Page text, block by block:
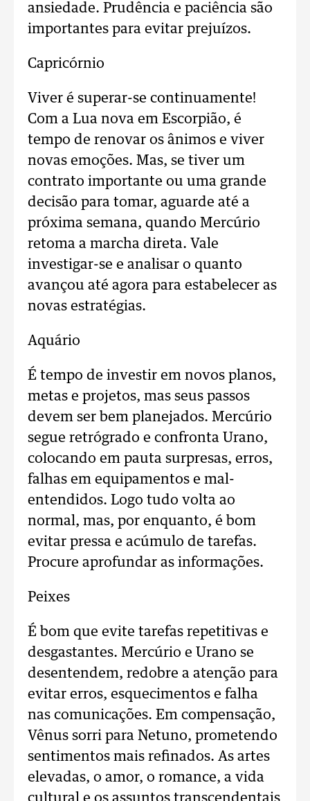
ansiedade. Prudência e paciência são
importantes para evitar prejuízos.
Capricórnio
Viver é superar-se continuamente!
Com a Lua nova em Escorpião, é
tempo de renovar os ânimos e viver
novas emoções. Mas, se tiver um
contrato importante ou uma grande
decisão para tomar, aguarde até a
próxima semana, quando Mercúrio
retoma a marcha direta. Vale
investigar-se e analisar o quanto
avançou até agora para estabelecer as
novas estratégias.
Aquário
É tempo de investir em novos planos,
metas e projetos, mas seus passos
devem ser bem planejados. Mercúrio
segue retrógrado e confronta Urano,
colocando em pauta surpresas, erros,
falhas em equipamentos e mal-
entendidos. Logo tudo volta ao
normal, mas, por enquanto, é bom
evitar pressa e acúmulo de tarefas.
Procure aprofundar as informações.
Peixes
É bom que evite tarefas repetitivas e
desgastantes. Mercúrio e Urano se
desentendem, redobre a atenção para
evitar erros, esquecimentos e falha
nas comunicações. Em compensação,
Vênus sorri para Netuno, prometendo
sentimentos mais refinados. As artes
elevadas, o amor, o romance, a vida
cultural e os assuntos transcendentais